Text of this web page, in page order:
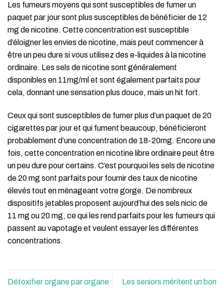
Les fumeurs moyens qui sont susceptibles de fumer un
paquet par jour sont plus susceptibles de bénéficier de 12
mg de nicotine. Cette concentration est susceptible
d’éloigner les envies de nicotine, mais peut commencer à
être un peu dure si vous utilisez des e-liquides à la nicotine
ordinaire. Les sels de nicotine sont généralement
disponibles en 11mg/ml et sont également parfaits pour
cela, donnant une sensation plus douce, mais un hit fort.
Ceux qui sont susceptibles de fumer plus d’un paquet de 20
cigarettes par jour et qui fument beaucoup, bénéficieront
probablement d’une concentration de 18-20mg. Encore une
fois, cette concentration en nicotine libre ordinaire peut être
un peu dure pour certains. C’est pourquoi les sels de nicotine
de 20 mg sont parfaits pour fournir des taux de nicotine
élevés tout en ménageant votre gorge. De nombreux
dispositifs jetables proposent aujourd’hui des sels nicic de
11 mg ou 20 mg, ce qui les rend parfaits pour les fumeurs qui
passent au vapotage et veulent essayer les différentes
concentrations.
Détoxifier organe par organe Les seniors méritent un bon